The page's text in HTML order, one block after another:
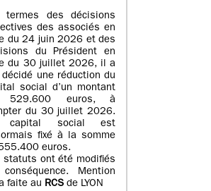
termes des décisions
des associés en
du 24 juin 2026 et des
du Président en
du 30 juillet 2026, il a
une réduction du
social d’un montant
529.600 euros, à
du 30 juillet 2026.
capital social est
fixé à la somme
euros.
statuts ont été modifiés
Mention
faite au RCS de LYON